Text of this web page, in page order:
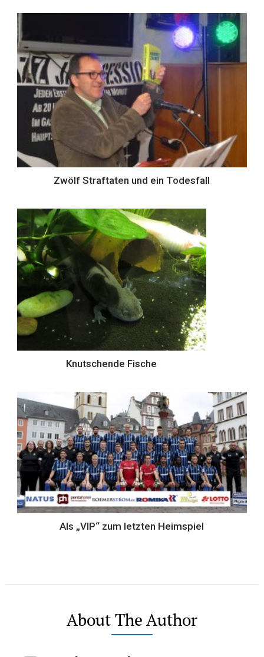
Zwölf Straftaten und ein Todesfall
Knutschende Fische
Als „VIP“ zum letzten Heimspiel
About The Author